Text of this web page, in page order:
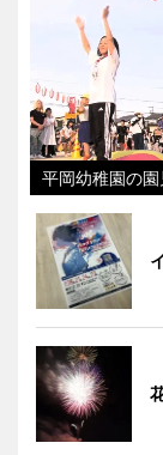
平岡幼稚園の